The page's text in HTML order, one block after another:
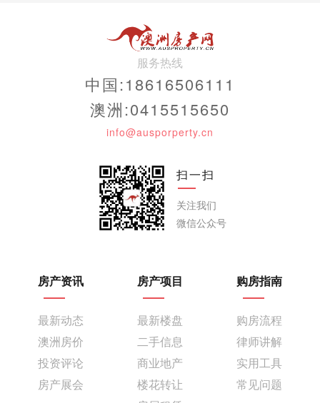
服务热线
中国:18616506111
澳洲:0415515650
info@ausporperty.cn
扫一扫
关注我们
微信公众号
房产资讯
最新动态
澳洲房价
投资评论
房产展会
房产项目
最新楼盘
二手信息
商业地产
楼花转让
购房指南
购房流程
律师讲解
实用工具
常见问题